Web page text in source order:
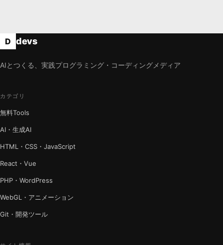
D devs
AIとつくる、実践プログラミング・コーディングメディア
カテゴリ
無料Tools
AI・生成AI
HTML・CSS・JavaScript
React・Vue
PHP・WordPress
WebGL・アニメーション
Git・開発ツール